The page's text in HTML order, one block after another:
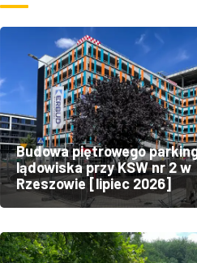
Budowa piętrowego
lądowiska przy KSW nr 2 w
Rzeszowie [lipiec 2026]